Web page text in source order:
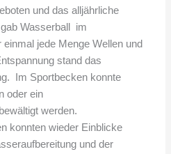
und das alljährliche
Wasserball im
jede Menge Wellen und
stand das
Im Sportbecken konnte
oder ein
werden.
konnten wieder Einblicke
und der